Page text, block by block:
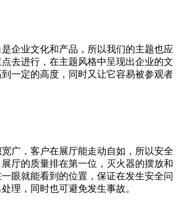
业文化和产品，所以我们的主题也应
去进行，在主题风格中呈现出企业的文
一定的高度，同时又让它容易被参观者
，客户在展厅能走动自如，所以安全
厅的质量排在第一位，灭火器的摆放和
眼就能看到的位置，保证在发生安全问
理，同时也可避免发生事故。